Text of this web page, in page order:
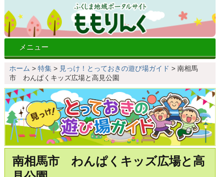
メニュー
ホーム >特集 > 見っけ！とっておきの遊び場ガイド >南相馬
市 わんぱくキッズ広場と高見公園
南相馬市 わんぱくキッズ広場と高